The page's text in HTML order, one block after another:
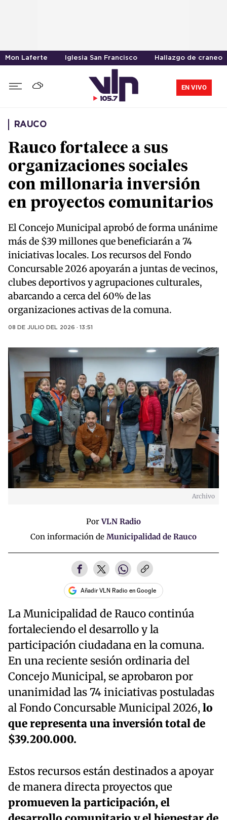
Mon Laferte Iglesia San Francisco Hallazgo de craneo
EN VIVO
RAUCO
Rauco fortalece a sus
organizaciones sociales
con millonaria inversión
en proyectos comunitarios
El Concejo Municipal aprobó de forma unánime
más de $39 millones que beneficiarán a 74
iniciativas locales. Los recursos del Fondo
Concursable 2026 apoyarán a juntas de vecinos,
clubes deportivos y agrupaciones culturales,
abarcando a cerca del 60% de las
organizaciones activas de la comuna.
08 DE JULIO DEL 2026 · 13:51
Archivo
PorVLN Radio
Con información de Municipalidad de Rauco
Añadir VLN Radio en Google
La Municipalidad de Rauco continúa
fortaleciendo el desarrollo y la
participación ciudadana en la comuna.
En una reciente sesión ordinaria del
Concejo Municipal, se aprobaron por
unanimidad las 74 iniciativas postuladas
al Fondo Concursable Municipal 2026,lo
que representa una inversión total de
$39.200.000.
Estos recursos están destinados a apoyar
de manera directa proyectos que
promueven la participación, el